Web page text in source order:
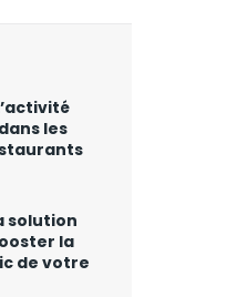
les
solution
la
de votre